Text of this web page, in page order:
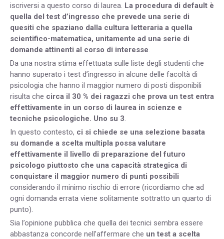
iscriversi a questo corso di laurea. La procedura di default è
quella del test d’ingresso che prevede una serie di
quesiti che spaziano dalla cultura letteraria a quella
scientifico-matematica, unitamente ad una serie di
domande attinenti al corso di interesse.
Da una nostra stima effettuata sulle liste degli studenti che
hanno superato i test d’ingresso in alcune delle facoltà di
psicologia che hanno il maggior numero di posti disponibili
risulta che circa il 30 % dei ragazzi che prova un test entra
effettivamente in un corso di laurea in scienze e
tecniche psicologiche. Uno su 3.
In questo contesto, ci si chiede se una selezione basata
su domande a scelta multipla possa valutare
effettivamente il livello di preparazione del futuro
psicologo piuttosto che una capacità strategica di
conquistare il maggior numero di punti possibili
considerando il minimo rischio di errore (ricordiamo che ad
ogni domanda errata viene solitamente sottratto un quarto di
punto).
Sia l’opinione pubblica che quella dei tecnici sembra essere
abbastanza concorde nell’affermare che un test a scelta